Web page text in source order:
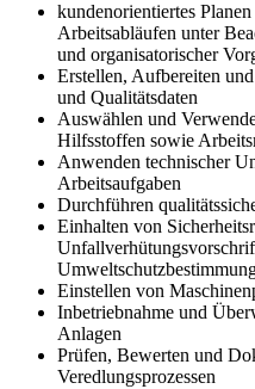
kundenorientiertes
Arbeitsabläufen unter
und organisatorischer
Erstellen, Aufbereiten
und Qualitätsdaten
Auswählen und
Hilfsstoffen sowie
Anwenden technischer
Arbeitsaufgaben
Durchführen
Einhalten von
Einstellen von
Inbetriebnahme und
Anlagen
Prüfen, Bewerten und
Veredlungsprozessen